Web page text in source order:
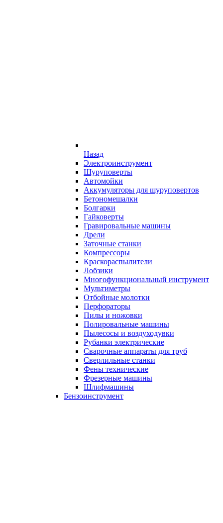
Назад
Электроинструмент
Шуруповерты
Автомойки
Аккумуляторы для шуруповертов
Бетономешалки
Болгарки
Гайковерты
Гравировальные машины
Дрели
Заточные станки
Компрессоры
Краскораспылители
Лобзики
Многофункциональный инструмент
Мультиметры
Отбойные молотки
Перфораторы
Пилы и ножовки
Полировальные машины
Пылесосы и воздуходувки
Рубанки электрические
Сварочные аппараты для труб
Сверлильные станки
Фены технические
Фрезерные машины
Шлифмашины
Бензоинструмент